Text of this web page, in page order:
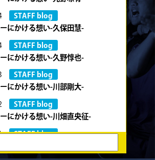
STAFF blog
にかける想い-久保田慧-
STAFF blog
にかける想い-久野惇也-
STAFF blog
にかける想い-川部剛大-
STAFF blog
にかける想い-川畑直央征-
STAFF blog
にかける想い-香山創祐-